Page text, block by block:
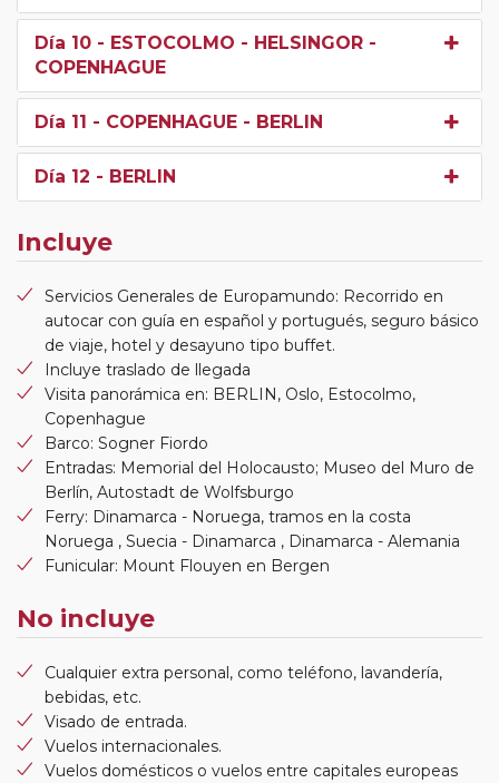
Día 10 - ESTOCOLMO - HELSINGOR -
COPENHAGUE
Día 11 - COPENHAGUE - BERLIN
Día 12 - BERLIN
Incluye
Servicios Generales de Europamundo: Recorrido en
autocar con guía en español y portugués, seguro básico
de viaje, hotel y desayuno tipo buffet.
Incluye traslado de llegada
Visita panorámica en: BERLIN, Oslo, Estocolmo,
Copenhague
Barco: Sogner Fiordo
Entradas: Memorial del Holocausto; Museo del Muro de
Berlín, Autostadt de Wolfsburgo
Ferry: Dinamarca - Noruega, tramos en la costa
Noruega , Suecia - Dinamarca , Dinamarca - Alemania
Funicular: Mount Flouyen en Bergen
No incluye
Cualquier extra personal, como teléfono, lavandería,
bebidas, etc.
Visado de entrada.
Vuelos internacionales.
Vuelos domésticos o vuelos entre capitales europeas